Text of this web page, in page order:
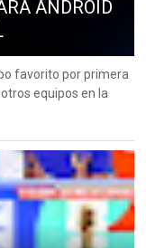
ANDROID
favorito por primera
equipos en la